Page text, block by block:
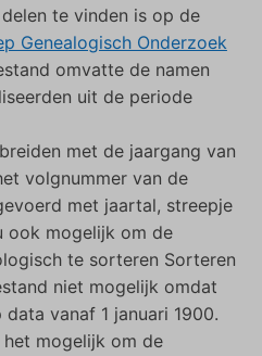
te vinden is op de
Genealogisch Onderzoek
omvatte de namen
uit de periode
met de jaargang van
volgnummer van de
met jaartal, streepje
ook mogelijk om de
te sorteren Sorteren
niet mogelijk omdat
vanaf 1 januari 1900.
mogelijk om de